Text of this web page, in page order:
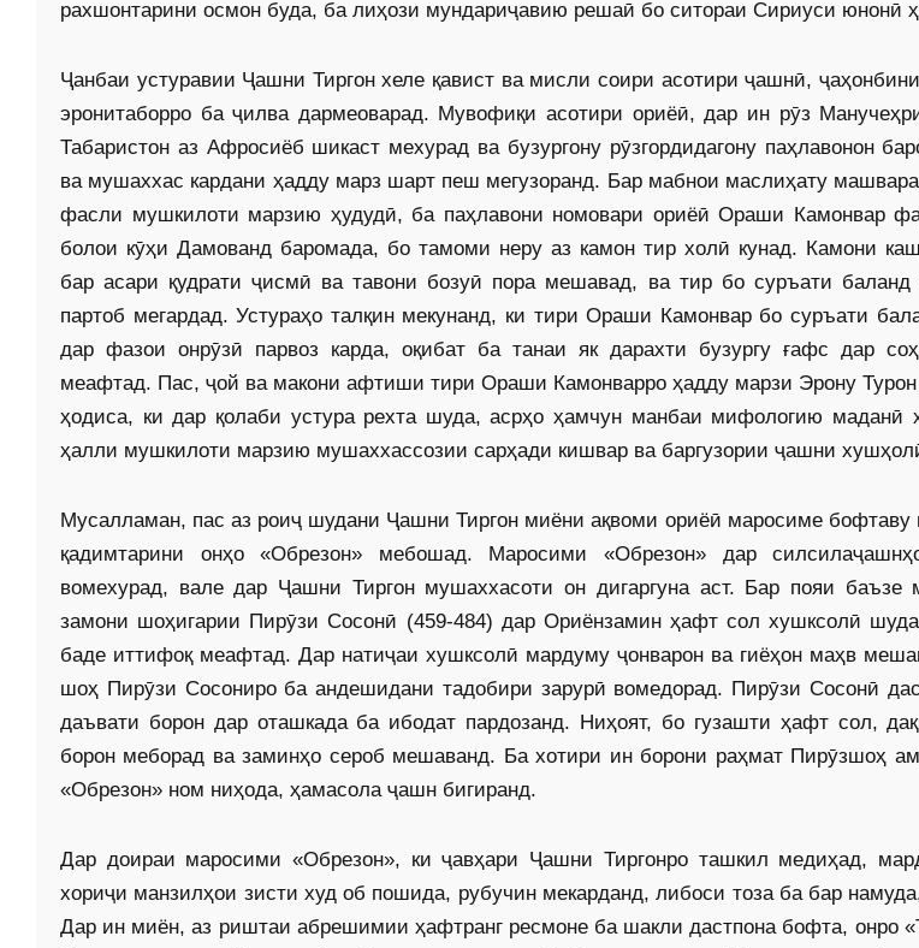
рахшонтарини осмон буда, ба лиҳози мундариҷавию решаӣ бо ситораи Сириуси юнонӣ
Ҷанбаи устуравии Ҷашни Тиргон хеле қавист ва мисли соири асотири ҷашнӣ,
эронитаборро ба ҷилва дармеоварад. Мувофиқи асотири ориёӣ, дар ин рӯз
Табаристон аз Афросиёб шикаст мехурад ва бузургону рӯзгордидагону паҳлавонон
ва мушаххас кардани ҳадду марз шарт пеш мегузоранд. Бар мабнои маслиҳату
фасли мушкилоти марзию ҳудудӣ, ба паҳлавони номовари ориёӣ Ораши Камонвар
болои кӯҳи Дамованд баромада, бо тамоми неру аз камон тир холӣ кунад. Камони
бар асари қудрати ҷисмӣ ва тавони бозуӣ пора мешавад, ва тир бо суръати
партоб мегардад. Устураҳо талқин мекунанд, ки тири Ораши Камонвар бо суръати
дар фазои онрӯзӣ парвоз карда, оқибат ба танаи як дарахти бузургу ғафс дар
меафтад. Пас, ҷой ва макони афтиши тири Ораши Камонварро ҳадду марзи Эрону
ҳодиса, ки дар қолаби устура рехта шуда, асрҳо ҳамчун манбаи мифологию маданӣ
ҳалли мушкилоти марзию мушаххассозии сарҳади кишвар ва баргузории ҷашни
Мусалламан, пас аз роиҷ шудани Ҷашни Тиргон миёни ақвоми ориёӣ маросиме бофтаву
қадимтарини онҳо «Обрезон» мебошад. Маросими «Обрезон» дар
вомехурад, вале дар Ҷашни Тиргон мушаххасоти он дигаргуна аст. Бар пояи баъзе
замони шоҳигарии Пирӯзи Сосонӣ (459-484) дар Ориёнзамин ҳафт сол хушксолӣ
баде иттифоқ меафтад. Дар натиҷаи хушксолӣ мардуму ҷонварон ва гиёҳон маҳв
шоҳ Пирӯзи Сосониро ба андешидани тадобири зарурӣ вомедорад. Пирӯзи Сосонӣ
даъвати борон дар оташкада ба ибодат пардозанд. Ниҳоят, бо гузашти ҳафт сол,
борон меборад ва заминҳо сероб мешаванд. Ба хотири ин борони раҳмат Пирӯзшоҳ
«Обрезон» ном ниҳода, ҳамасола ҷашн бигиранд.
Дар доираи маросими «Обрезон», ки ҷавҳари Ҷашни Тиргонро ташкил медиҳад,
хориҷи манзилҳои зисти худ об пошида, рубучин мекарданд, либоси тоза ба бар
Дар ин миён, аз риштаи абрешимии ҳафтранг ресмоне ба шакли дастпона бофта, онро